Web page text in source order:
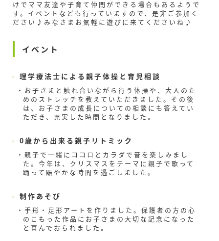
けでママ友達や子育て仲間ができる場合もあるようで
す。イベントなども行っていますので、是非ご参加く
ださい♪みなさまお気軽に遊びに来てくださいね♪
イベント
理学療法士による親子体操と育児相談
お子さまと触れ合いながら行う体操や、大人のた
めのストレッチを教えていただきました。その後
は、お子さまの成長についての相談にも答えてい
ただき、充実した時間となりました。
0歳から出来る親子リトミック
親子で一緒にココロとカラダで音を楽しみまし
た。今年は、クリスマスをテーマに親子で歌って
踊って賑やかな時間を過ごしました。
制作あそび
手形・足形アートを作りました。保護者の方の心
のこもった作品にお子さまの大切な記念になった
と喜んでおられました。